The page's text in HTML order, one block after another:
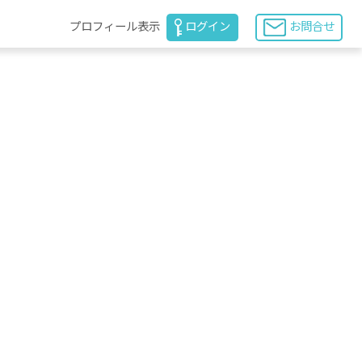
プロフィール表示 ログイン お問合せ